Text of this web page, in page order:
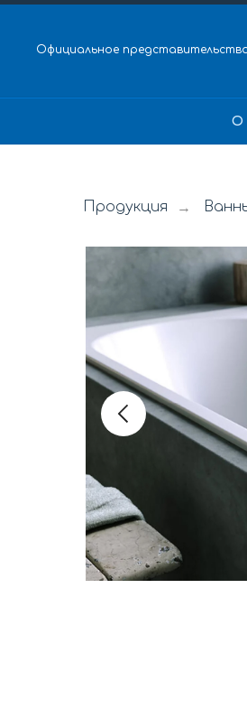
Официальное
О
Продукция →